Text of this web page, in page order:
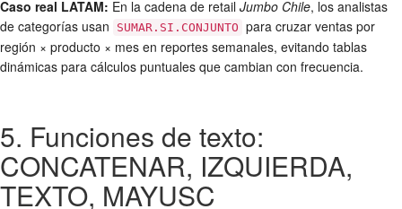
Caso real LATAM: En la cadena de retail Jumbo Chile, los analistas
de categorías usan
SUMAR.SI.CONJUNTO para cruzar ventas por
región × producto × mes en reportes semanales, evitando tablas
dinámicas para cálculos puntuales que cambian con frecuencia.
5. Funciones de texto:
CONCATENAR, IZQUIERDA,
TEXTO, MAYUSC